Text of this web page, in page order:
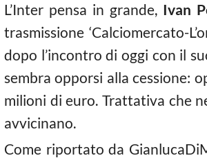
L’Inter pensa in grande, Ivan
trasmissione ‘Calciomercato-
dopo l’incontro di oggi con il
sembra opporsi alla cessione:
milioni di euro. Trattativa che
avvicinano.
Come riportato da